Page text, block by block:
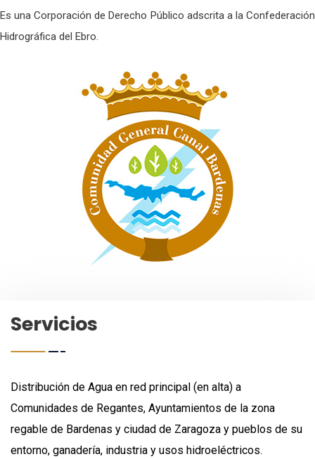
Es una Corporación de Derecho Público adscrita a la Confederación
Hidrográfica del Ebro.
Servicios
Distribución de Agua en red principal (en alta) a
Comunidades de Regantes, Ayuntamientos de la zona
regable de Bardenas y ciudad de Zaragoza y pueblos de su
entorno, ganadería, industria y usos hidroeléctricos.